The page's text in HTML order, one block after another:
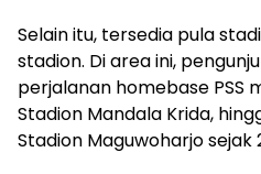
Selain itu, tersedia pula
stadion. Di area ini,
perjalanan homebase PSS
Stadion Mandala Krida,
Stadion Maguwoharjo sejak